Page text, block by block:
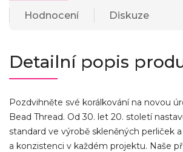
Hodnocení Diskuze
Detailní popis
Pozdvihněte své korálkování na novou
Bead Thread. Od 30. let 20. století
standard ve výrobě skleněných perliček
a konzistenci v každém projektu. Naše